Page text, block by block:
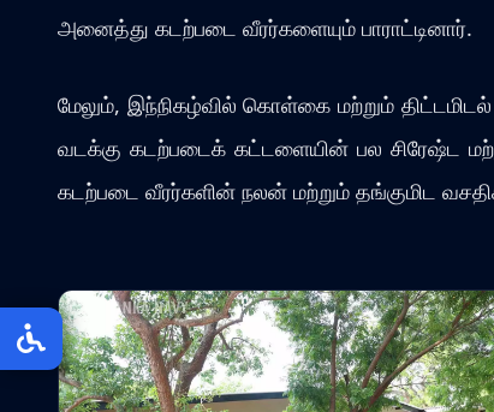
அனைத்து கடற்படை வீரர்களையும் பாராட்டினார்.
மேலும், இந்நிகழ்வில் கொள்கை மற்றும்
வடக்கு கடற்படைக் கட்டளையின் பல சிரேஷ்ட
கடற்படை வீரர்களின் நலன் மற்றும் தங்குமிட